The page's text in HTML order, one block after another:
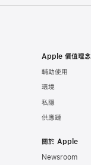
Apple 價值理念
輔助使用
環境
私隱
供應鏈
關於 Apple
Newsroom